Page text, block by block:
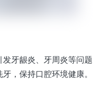
牙龈炎、牙周炎等问
，保持口腔环境健康。